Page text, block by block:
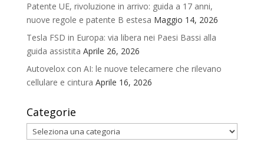
Patente UE, rivoluzione in arrivo: guida a 17 anni,
nuove regole e patente B estesa Maggio 14, 2026
Tesla FSD in Europa: via libera nei Paesi Bassi alla
guida assistita Aprile 26, 2026
Autovelox con AI: le nuove telecamere che rilevano
cellulare e cintura Aprile 16, 2026
Categorie
Categorie